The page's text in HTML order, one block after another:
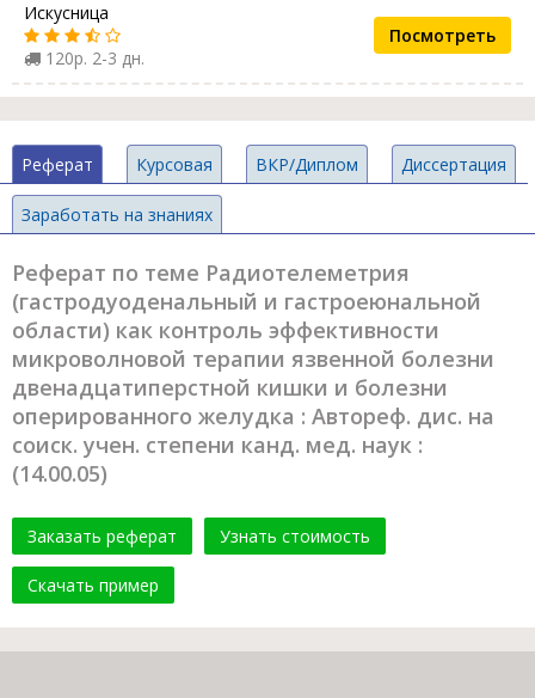
Искусница
120р. 2-3 дн.
Посмотреть
Реферат Курсовая ВКР/Диплом Диссертация
Заработать на знаниях
Реферат по теме Радиотелеметрия
(гастродуоденальный и гастроеюнальной
области) как контроль эффективности
микроволновой терапии язвенной болезни
двенадцатиперстной кишки и болезни
оперированного желудка : Автореф. дис. на
соиск. учен. степени канд. мед. наук :
(14.00.05)
Заказать реферат Узнать стоимость
Скачать пример